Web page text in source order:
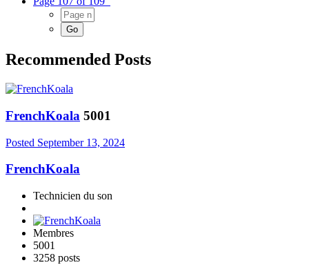
Recommended Posts
FrenchKoala 5001
Posted September 13, 2024
FrenchKoala
Technicien du son
Membres
5001
3258 posts